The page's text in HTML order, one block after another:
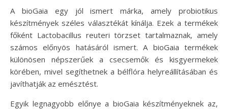
A bioGaia egy jól ismert márka, amely probiotikus
készítmények széles választékát kínálja. Ezek a termékek
főként Lactobacillus reuteri törzset tartalmaznak, amely
számos előnyös hatásáról ismert. A bioGaia termékek
különösen népszerűek a csecsemők és kisgyermekek
körében, mivel segíthetnek a bélflóra helyreállításában és
javíthatják az emésztést.
Egyik legnagyobb előnye a bioGaia készítményeknek az,